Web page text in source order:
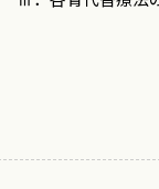
血液透析 /寺野
腎移植 /安藤太